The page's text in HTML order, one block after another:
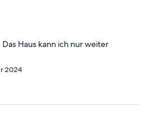
Haus kann ich nur weiter
2024